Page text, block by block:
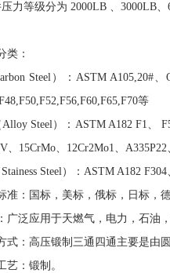
力等级分为 2000LB 、3000LB、
类：
Steel）：ASTM A105,20#
等
Steel）：ASTM A182 F1、
、15CrMo、12Cr2Mo1、
Steel）：ASTM A182
准：国标，美标，俄标，日标，
广泛应用于天燃气，电力，石油
式：高压锻制三通四通主要是由
艺：锻制。